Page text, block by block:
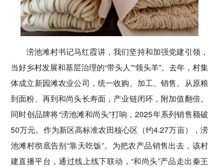
涝池滩村书记马红霞讲，我们坚持和加强党建引领，
当好乡村发展和基层治理的“带头人”“领头羊”。去年，村集
体成立新园滩农业公司，统一收购、加工、销售。从原粮
到面粉、再到和尚头长寿面，产业链闭环，附加值翻倍。
同时创品牌将“涝池滩和尚头”打响，2025年系列销售额破
50万元。作为新区高标准农田核心区（约4.27万亩），涝
池滩村彻底告别“靠天吃饭”。为把农产品销售出去，该村
建直播平台，通过线上线下联动，“和尚头”产品走出秦王